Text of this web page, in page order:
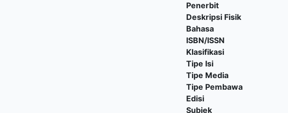
Penerbit
Deskripsi Fisik
Bahasa
ISBN/ISSN
Klasifikasi
Tipe Isi
Tipe Media
Tipe Pembawa
Edisi
Subjek